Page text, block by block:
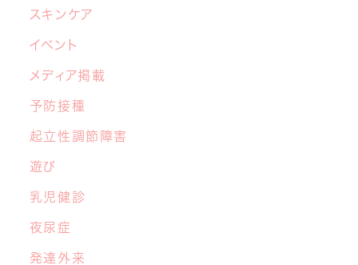
2026年3月10日
ぞらフェス
スキンケア
イベント
メディア掲載
予防接種
起立性調節障害
遊び
乳児健診
夜尿症
発達外来